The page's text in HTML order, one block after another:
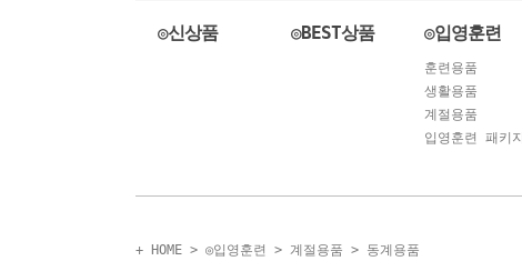
◎신상품 ◎BEST상품 ◎입영훈련
훈련용품
생활용품
계절용품
입영훈련 패키지
+ HOME > ◎입영훈련 > 계절용품 > 동계용품